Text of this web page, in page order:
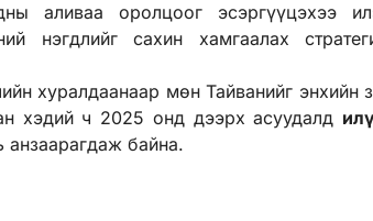
аливаа оролцоог эсэргүүцэхээ
нэгдлийг сахин хамгаалах
хуралдаанаар мөн Тайванийг энхийн
хэдий ч 2025 онд дээрх асуудалд
анзаарагдаж байна.